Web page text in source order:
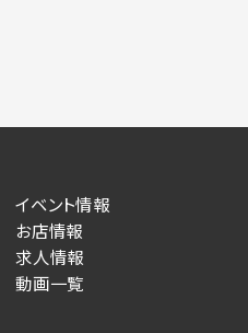
イベント情報
お店情報
求人情報
動画一覧